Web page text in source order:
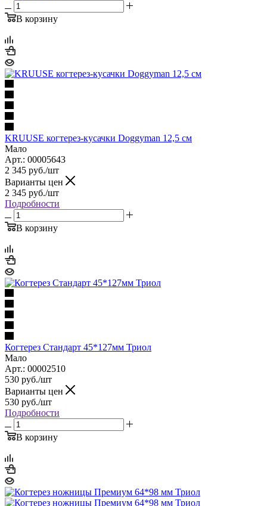
В корзину
KRUUSE когтерез-кусачки Doggyman 12,5 см
Мало
Арт.: 00005643
2 345 руб./шт
Варианты цен
2 345 руб./шт
Подробности
В корзину
Когтерез Стандарт 45*127мм Триол
Мало
Арт.: 00002510
530 руб./шт
Варианты цен
530 руб./шт
Подробности
В корзину